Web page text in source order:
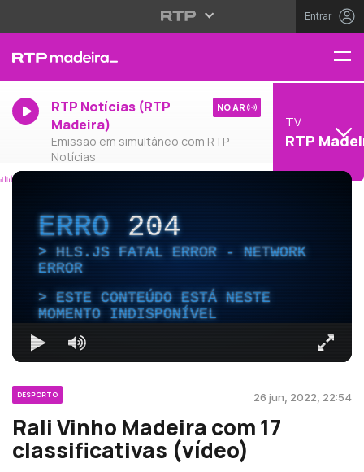
Entrar
RTP Notícias (RTP
Madeira)
Emissão em simultâneo com RTP
Notícias
NO AR
TV
RTP
ERRO204
HLS.JS FATAL ERROR - NETWORK
ERROR
ESTE CONTEÚDO ESTÁ NESTE
MOMENTO INDISPONÍVEL
DESPORTO 26 jun, 2022, 22:54
Rali Vinho Madeira com 17
classificativas (vídeo)